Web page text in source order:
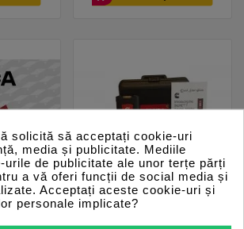
solicită să acceptați cookie-uri
media și publicitate. Mediile
de publicitate ale unor terțe părți
a vă oferi funcții de social media și
Acceptați aceste cookie-uri și
personale implicate?